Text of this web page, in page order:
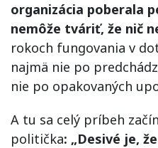
organizácia poberala
nemôže tváriť, že nič
rokoch fungovania v
najmä nie po
nie po opakovaných
A tu sa celý príbeh
politička: „Desivé je,